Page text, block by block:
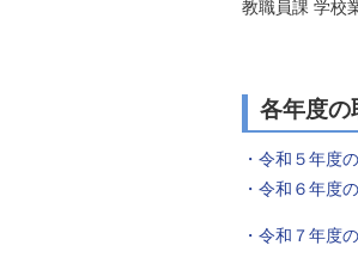
教職員課 学校
各年度の
・令和５年度
・令和６年度
・令和７年度